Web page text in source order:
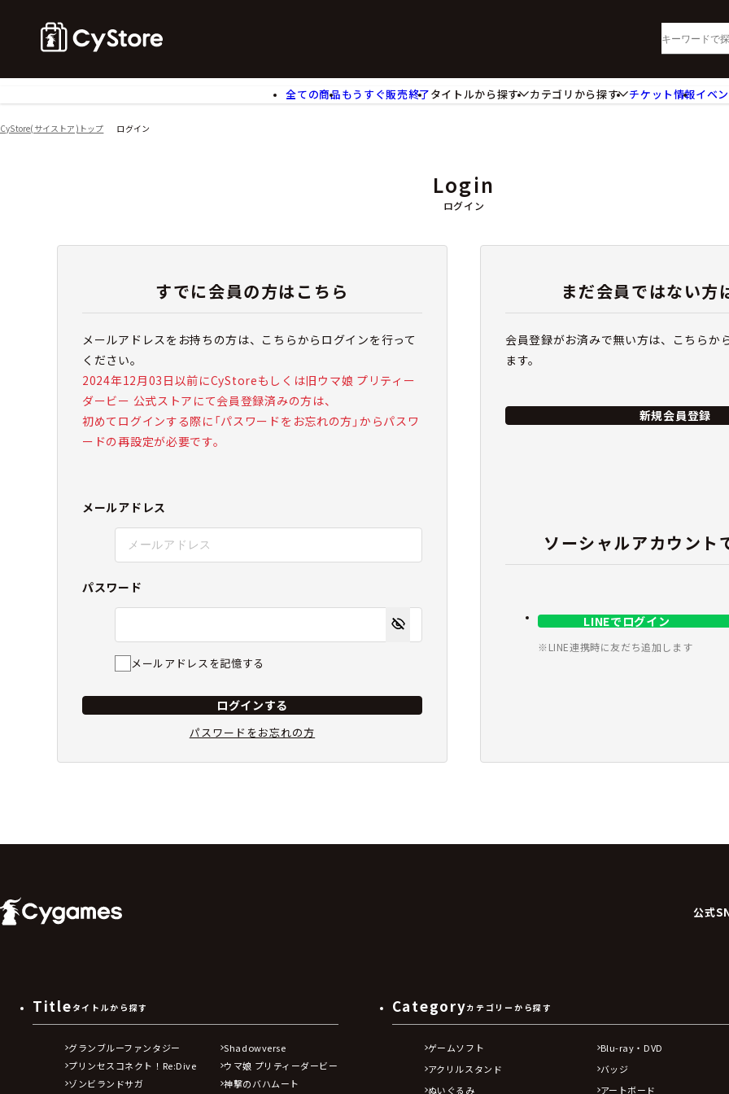
全ての商品もうすぐ販売終了タイトルから探す
カテゴリから探す
アクリルスタンド
ブレードホルダー
文具
書籍 コミック・小説
チケット情報イベ
CyStore(サイストア)トップ ログイン
ログイン
Login
すでに会員の方はこちら
メールアドレスをお持ちの方は、こちらからログインを行って
ください。
2024年12月03日以前にCyStoreもしくは旧ウマ娘 プリティー
ダービー 公式ストアにて会員登録済みの方は、
初めてログインする際に「パスワードをお忘れの方」からパスワ
ードの再設定が必要です。
メールアドレス
パスワード
メールアドレスを記憶する
ログインする
パスワードをお忘れの方
まだ会員ではない方
会員登録がお済みで無い方は、こちらか
ます。
新規会員登録
ソーシャルアカウント
LINEでログイン
※LINE連携時に友だち追加します
公式
Title タイトルから探す
グランブルーファンタジー
Shadowverse
プリンセスコネクト！Re:Dive
ウマ娘 プリティーダービー
ゾンビランドサガ
神撃のバハムート
Categoryカテゴリーから探す
ゲームソフト Blu-ray・DVD
アクリルスタンド
バッジ
ぬいぐるみ
アートボード